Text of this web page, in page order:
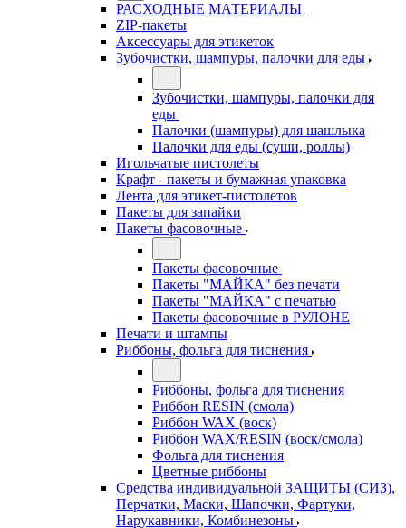
РАСХОДНЫЕ МАТЕРИАЛЫ
ZIP-пакеты
Аксессуары для этикеток
Зубочистки, шампуры, палочки для еды
Зубочистки, шампуры, палочки для
еды
Палочки (шампуры) для шашлыка
Палочки для еды (суши, роллы)
Игольчатые пистолеты
Крафт - пакеты и бумажная упаковка
Лента для этикет-пистолетов
Пакеты для запайки
Пакеты фасовочные
Пакеты фасовочные
Пакеты "МАЙКА" без печати
Пакеты "МАЙКА" с печатью
Пакеты фасовочные в РУЛОНЕ
Печати и штампы
Риббоны, фольга для тиснения
Риббоны, фольга для тиснения
Риббон RESIN (смола)
Риббон WAX (воск)
Риббон WAX/RESIN (воск/смола)
Фольга для тиснения
Цветные риббоны
Средства индивидуальной ЗАЩИТЫ (СИЗ),
Перчатки, Маски, Шапочки, Фартуки,
Нарукавники, Комбинезоны